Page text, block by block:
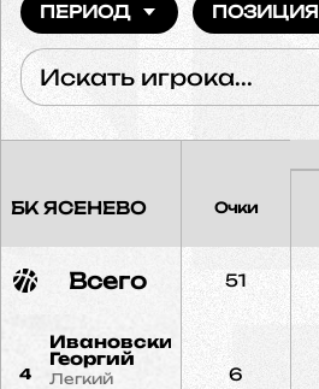
ПЕРИОД ПОЗИЦИЯ
БК ЯСЕНЕВО Очки
Всего 51
4
Ивановский
Георгий
Легкий
6